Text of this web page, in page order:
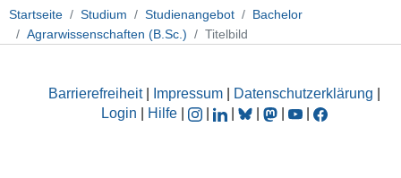
Startseite Studium Studienangebot
Bachelor
Agrarwissenschaften (B.Sc.)
Titelbild
Barrierefreiheit| Impressum Datenschutzerklärung
Login
Hilfe